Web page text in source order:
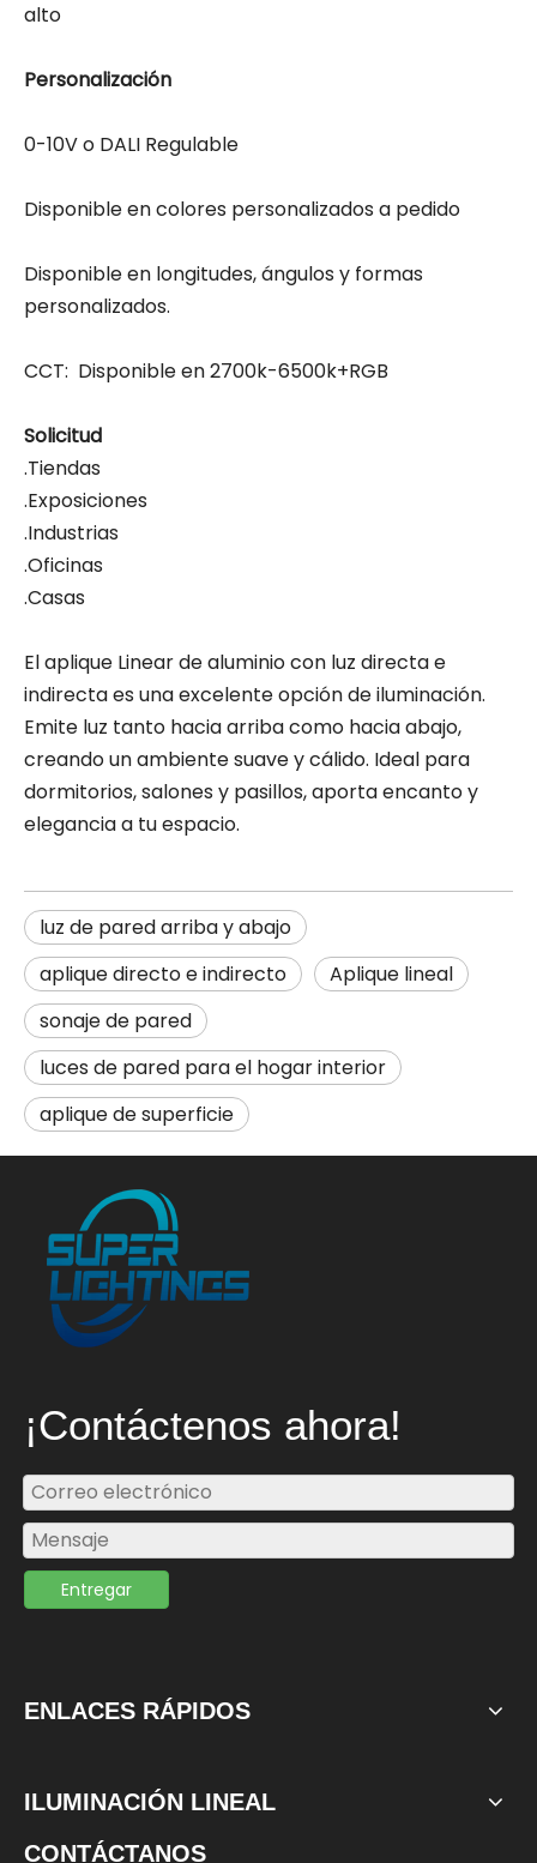
alto
Personalización
0-10V o DALI Regulable
Disponible en colores personalizados a pedido
Disponible en longitudes, ángulos y formas
personalizados.
CCT: Disponible en 2700k-6500k+RGB
Solicitud
.Tiendas
.Exposiciones
.Industrias
.Oficinas
.Casas
El aplique Linear de aluminio con luz directa e
indirecta es una excelente opción de iluminación.
Emite luz tanto hacia arriba como hacia abajo,
creando un ambiente suave y cálido. Ideal para
dormitorios, salones y pasillos, aporta encanto y
elegancia a tu espacio.
luz de pared arriba y abajo
aplique directo e indirecto
Aplique lineal
sonaje de pared
luces de pared para el hogar interior
aplique de superficie
¡Contáctenos ahora!
Entregar
ENLACES RÁPIDOS
ILUMINACIÓN LINEAL
CONTÁCTANOS